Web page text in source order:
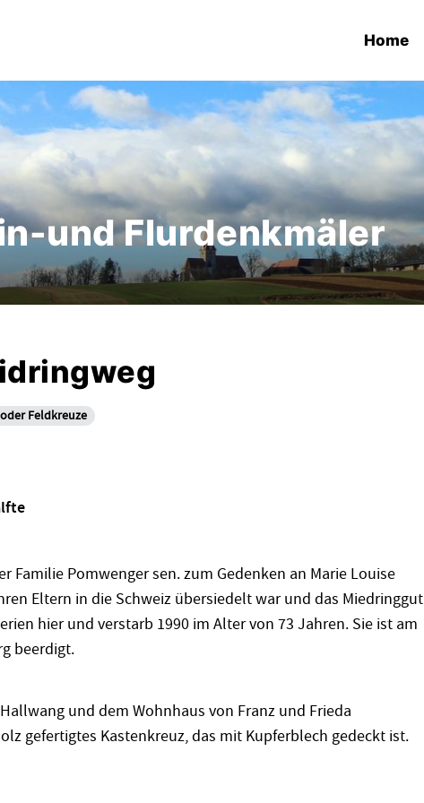
Home
und Flurdenkmäler
Feldkreuze
Familie Pomwenger sen. zum Gedenken an Marie Louise
Eltern in die Schweiz übersiedelt war und das Miedringgut
hier und verstarb 1990 im Alter von 73 Jahren. Sie ist am
beerdigt.
und dem Wohnhaus von Franz und Frieda
gefertigtes Kastenkreuz, das mit Kupferblech gedeckt ist.